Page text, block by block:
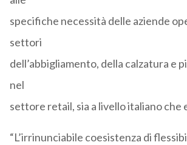
specifiche necessità delle aziende
settori
dell’abbigliamento, della calzatura e
nel
settore retail, sia a livello italiano che
“L’irrinunciabile coesistenza di